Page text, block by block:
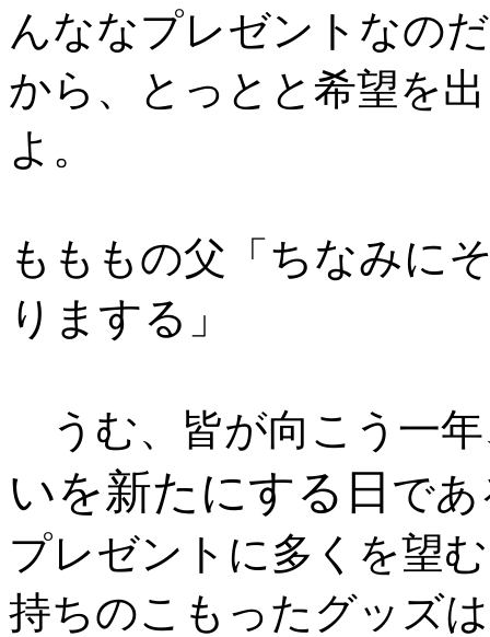
んななプレゼントなの
から、とっとと希望を
よ。
もももの父「 ちなみに
りまする 」
うむ、皆が向こう一
いを新たにする日 で
プレゼントに多くを望
持ちのこもったグッズ